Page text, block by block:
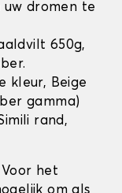
uw dromen te
650g,
kleur, Beige
gamma)
rand,
Voor het